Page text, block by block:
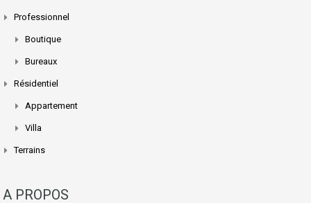
Professionnel
Boutique
Bureaux
Résidentiel
Appartement
Villa
Terrains
A PROPOS